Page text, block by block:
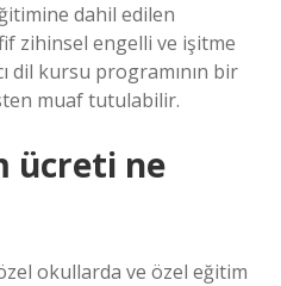
dahil edilen
zihinsel engelli ve işitme
dil kursu programının bir
muaf tutulabilir.
ücreti ne
okullarda ve özel eğitim